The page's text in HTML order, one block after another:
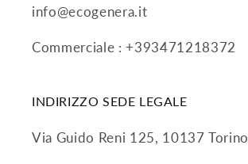
info@ecogenera.it
Commerciale : +393471218372
INDIRIZZO SEDE LEGALE
Via Guido Reni 125, 10137 Torino